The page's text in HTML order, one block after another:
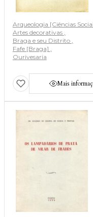
Arqueologia [Ciências
Artes decorativas
Braga e seu Distrito
Fafe [Braga]
Ourivesaria
Mais